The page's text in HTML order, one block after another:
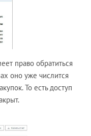
право обратиться
оно уже числится
То есть доступ